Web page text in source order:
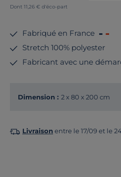
Dont 11,26 € d'éco-part
Fabriqué en France
Stretch 100% polyester
Fabricant avec une
Dimension : 2 x 80 x 200 cm
Livraison entre le 17/09 et le